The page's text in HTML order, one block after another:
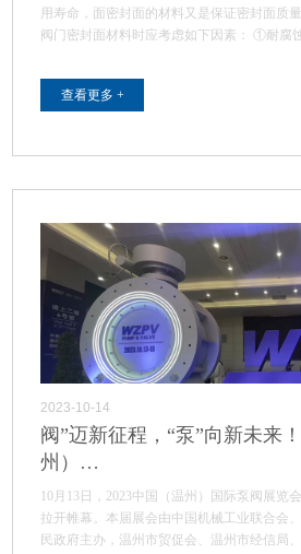
用寿命，面密封面的材料又是保证密封面质
查看更多 +
2023-10-14
阀”迈新征程，“泵”向新未来
州）…
10月13日，2023中国（温州）国际泵阀展览
拉开帷幕。本届展会由中国机械工业联合会
民政府主办，温州市贸促会、温州市经信局